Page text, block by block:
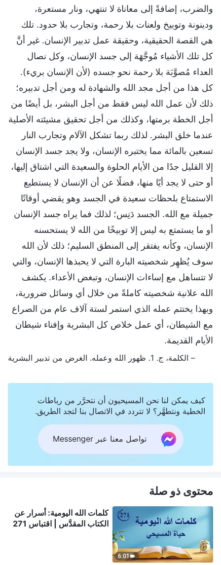
والضرب، إضافةً إلى معاناة لا تنتهي، ونار مستعرة،
ودينونة وتوبيخ ولعنات بلا رحمة، وتجارب بلا حدود. تلك
هي القصة الحقيقية، وحقيقة عمل تدبير الإنسان. غير أنَّ
كل تلك الأشياء مُوجَّهَة إلى جسد الإنسان، وكل نصال
العداء مُصوَّبَة بلا رحمة نحو جسده (لأن الإنسان بريء).
كل هذا من أجل مجد الله والشهادة له ومن أجل تدبيره؛
ذلك لأن عمل الله ليس فقط من أجل البشر، بل أيضًا من
أجل الخطة برمتها، وكذلك من أجل تحقيق مشيئته الأصلية
عندما خلق البشر. لذلك ربما تشكل الآلام وتجارب النار
تسعين بالمائة مما يختبره الإنسان، ولا يجد جسد الإنسان
إلا القليل جدًا من الأيام الحلوة والسعيدة التي اشتاق إليها،
أو حتى لا يجد أيًا منها، فضلًا عن أن الإنسان لا يستطيع
الاستمتاع بلحظات سعيدة في الجسد وهو يقضي أوقاتًا
جميلة مع الله. الجسد دَنِس؛ لذلك فما يراه جسد الإنسان
أو ما يستمتع به ليس إلا توبيخًا من الله لا يستحسنه
الإنسان، وكأنه يفتقر إلى المنطق السليم؛ ذلك لأن الله
سوف يُظهِر شخصيته البارة التي لا يحبذها الإنسان، والتي
لا تتساهل مع إساءات الإنسان، وتبغض الأعداء. يكشف
الله علانية شخصيته كاملةً من خلال أي وسائل ضرورية،
وبهذا يختتم عمله الذي استمر لستة آلاف عام من الصراع
مع الشيطان، أي عمل خلاص كل البشرية وإفناء شيطان
الأيام القديمة.
– الكلمة، ج. 1. ظهور الله وعمله. الغرض من تدبير البشرية
كيف يمكن لنا نحن المسيحيون أن نتحرَّر من رباطات
الخطية ونتطهَّر؟ لا تتردد في الاتصال بنا لتجد الطريق.
تواصل معنا عبر Messenger
محتوى ذو صلة
6:01
كلمات الله اليومية: أسرار عن
الكتاب المقدَّس | اقتباس 271